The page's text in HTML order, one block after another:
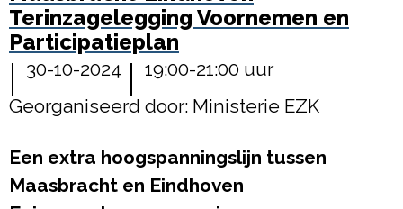
Terinzagelegging Voornemen en
Participatieplan
30-10-2024
19:00-21:00 uur
Georganiseerd door: Ministerie EZK
Een extra hoogspanningslijn tussen
Maasbracht en Eindhoven